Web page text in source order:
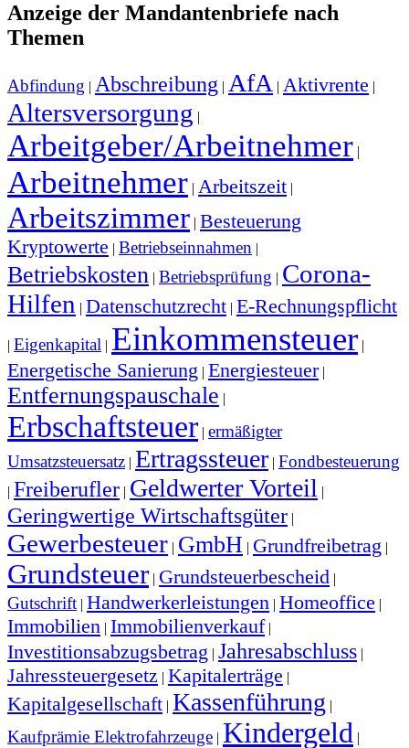
Anzeige der Mandantenbriefe nach
Themen
Abfindung | Abschreibung | AfA | Aktivrente |
Altersversorgung |
Arbeitgeber/Arbeitnehmer |
Arbeitnehmer | Arbeitszeit |
Arbeitszimmer | Besteuerung
Kryptowerte | Betriebseinnahmen |
Betriebskosten | Betriebsprüfung | Corona-
Hilfen | Datenschutzrecht | E-Rechnungspflicht
| Eigenkapital | Einkommensteuer |
Energetische Sanierung | Energiesteuer|
Entfernungspauschale |
Erbschaftsteuer | ermäßigter
Umsatzsteuersatz | Ertragssteuer | Fondbesteuerung
| Freiberufler | Geldwerter Vorteil |
Geringwertige Wirtschaftsgüter |
Gewerbesteuer | GmbH | Grundfreibetrag |
Grundsteuer | Grundsteuerbescheid |
Gutschrift | Handwerkerleistungen | Homeoffice |
Immobilien | Immobilienverkauf |
Investitionsabzugsbetrag | Jahresabschluss |
Jahressteuergesetz | Kapitalerträge |
Kapitalgesellschaft | Kassenführung |
Kaufprämie Elektrofahrzeuge | Kindergeld |